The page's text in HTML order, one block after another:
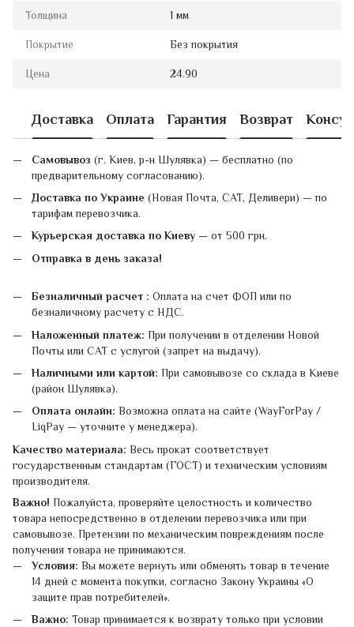
Толщина 1 мм
Покрытие Без покрытия
Цена 24.90
Доставка Оплата Гарантия Возврат
Самовывоз (г. Киев, р-н Шулявка) — бесплатно (по
предварительному согласованию).
Доставка по Украине (Новая Почта, САТ, Деливери) — по
тарифам перевозчика.
Курьерская доставка по Киеву — от 500 грн.
Отправка в день заказа!
Безналичный расчет : Оплата на счет ФОП или по
безналичному расчету с НДС.
Наложенный платеж: При получении в отделении Новой
Почты или САТ с услугой (запрет на выдачу).
Наличными или картой: При самовывозе со склада в Киеве
(район Шулявка).
Оплата онлайн: Возможна оплата на сайте (WayForPay /
LiqPay — уточните у менеджера).
Качество материала: Весь прокат соответствует
государственным стандартам (ГОСТ) и техническим условиям
производителя.
Важно! Пожалуйста, проверяйте целостность и количество
товара непосредственно в отделении перевозчика или при
самовывозе. Претензии по механическим повреждениям после
получения товара не принимаются.
Условия: Вы можете вернуть или обменять товар в течение
14 дней с момента покупки, согласно Закону Украины «О
защите прав потребителей».
Важно: Товар принимается к возврату только при условии